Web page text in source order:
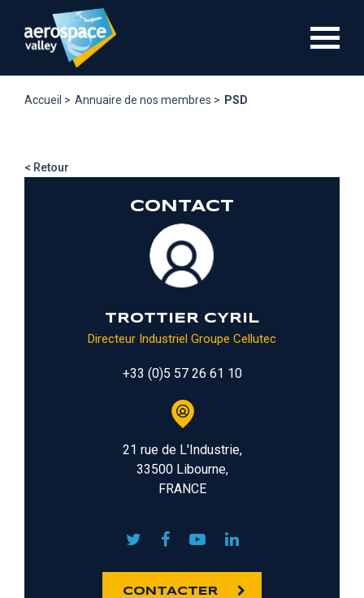
contenu
Accueil > Annuaire de nos membres > PSD
< Retour
CONTACT
TROTTIER CYRIL
Directeur Industriel Groupe Cellutec
+33 (0)5 57 26 61 10
21 rue de L'Industrie,
33500 Libourne,
FRANCE
CONTACTER